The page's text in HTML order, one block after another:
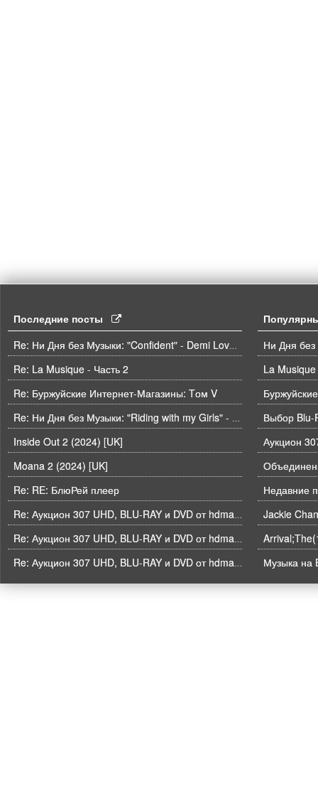
Последние посты
Re: La Musique - Часть 2
Re: Буржуйские Интернет-Магазины: Tом V
Inside Out 2 (2024) [UK]
Moana 2 (2024) [UK]
Re: RE: БлюРей плеер
Ни Дня
La
Выбор Blu-
Недавние
Музыка на